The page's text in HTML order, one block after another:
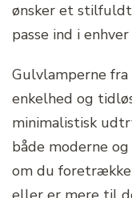
ønsker et
passe ind i
Gulvlamperne
enkelhed og
minimalistisk
både moderne
om du